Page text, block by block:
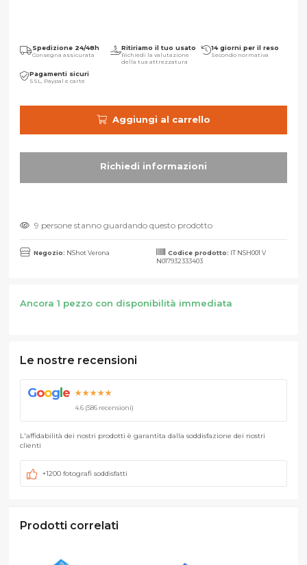
Spedizione 24/48h
Consegna assicurata
Ritiriamo il tuo usato
Richiedi la valutazione
della tua attrezzatura
14 giorni per il reso
Secondo normativa
Pagamenti sicuri
SSL, Paypal e carte
Aggiungi al carrello
9 persone stanno guardando questo prodotto
Negozio: NShot Verona Codice prodotto: IT NSH001 V
N017932333403
Ancora 1 pezzo con disponibilità immediata
Le nostre recensioni
Goog e ★★★★★
4.6 (586 recensioni)
L'affidabilità dei nostri prodotti è garantita dalla soddisfazione dei nostri
clienti
+1200 fotografi soddisfatti
Prodotti correlati